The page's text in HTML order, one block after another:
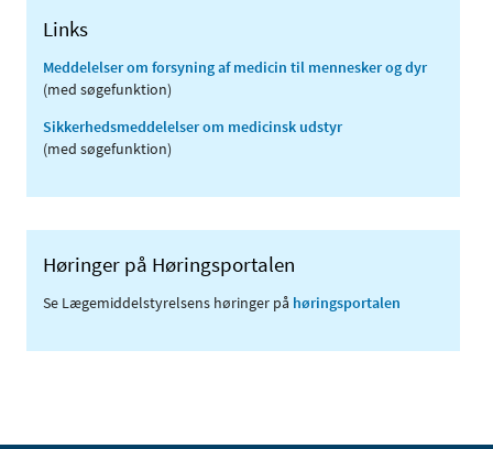
Links
Meddelelser om forsyning af medicin til mennesker og dyr
(med søgefunktion)
Sikkerhedsmeddelelser om medicinsk udstyr
(med søgefunktion)
Høringer på Høringsportalen
Se Lægemiddelstyrelsens høringer på høringsportalen